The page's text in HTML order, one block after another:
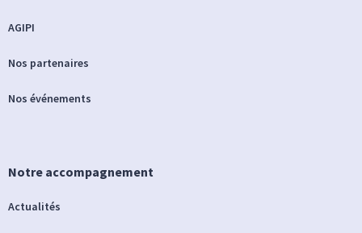
AGIPI
Nos partenaires
Nos événements
Notre accompagnement
Actualités